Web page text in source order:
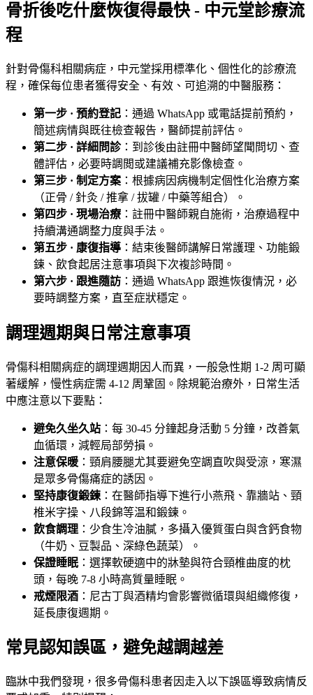
骨折後吃什麼恢復得最快 - 中元堂診療流
程
針對骨傷科相關病症，中元堂採用標準化、個性化的診療流
程，確保每位患者獲得安全、有效、可追溯的中醫服務：
第一步 · 預約登記 ：通過 WhatsApp 或電話提前預約，
簡述病情與既往檢查報告，醫師提前評估。
第二步 · 詳細問診：到診後由註冊中醫師望聞問切、查
體評估，必要時調閲或建議補充影像檢查。
第三步 · 制定方案 ：根據病因病機制定個性化治療方案
（正骨 / 針灸 / 推拿 / 拔罐 / 中藥等組合）。
第四步 · 現場治療 ：註冊中醫師親自施術，治療過程中
持續溝通調整力度與手法。
第五步 · 康復指導：結束後醫師講解日常護理、功能鍛
鍊、飲食起居注意事項與下次複診時間。
第六步 · 跟進隨訪 ：通過 WhatsApp 跟進恢復情況，必
要時調整方案，直至症狀穩定。
調理週期與日常注意事項
骨傷科相關病症的調理週期因人而異，一般急性期 1-2 周可顯
著緩解，慢性病症需 4-12 周鞏固。除規範治療外，日常生活
中應注意以下要點：
避免久坐久站 ：每 30-45 分鐘起身活動 5 分鐘，改善氣
血循環，減輕局部勞損。
注意保暖 ：頸肩腰腿尤其要避免空調直吹與受涼，寒濕
是眾多骨傷痛症的誘因。
堅持康復鍛鍊 ：在醫師指導下進行小燕飛、靠牆站、頸
椎米字操、八段錦等温和鍛鍊。
飲食調理 ：少食生冷油膩，多攝入優質蛋白與含鈣食物
（牛奶、豆製品、深綠色蔬菜）。
保證睡眠：選擇軟硬適中的牀墊與符合頸椎曲度的枕
頭，每晚 7-8 小時高質量睡眠。
戒煙限酒 ：尼古丁與酒精均會影響微循環與組織修復，
延長康復週期。
常見認知誤區，避免越調越差
臨牀中我們發現，很多骨傷科患者因走入以下誤區導致病情反